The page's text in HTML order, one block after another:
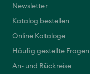
Newsletter
Katalog bestellen
Online Kataloge
Häufig gestellte Fragen
An- und Rückreise